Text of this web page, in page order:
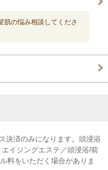
肌の悩み相談してくださ
決済のみになります。頭浸浴
イジングエステ／頭浸浴/前
料をいただく場合がありま